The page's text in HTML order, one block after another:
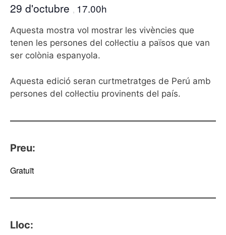
29 d'octubre , 17.00h
Aquesta mostra vol mostrar les vivències que
tenen les persones del col·lectiu a països que van
ser colònia espanyola.
Aquesta edició seran curtmetratges de Perú amb
persones del col·lectiu provinents del país.
Preu:
Gratuït
Lloc: